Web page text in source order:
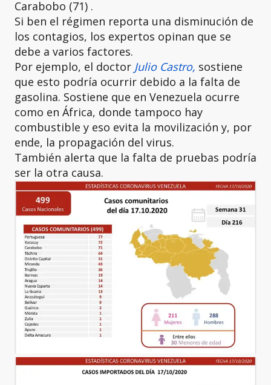
Carabobo (71) .
Si ben el régimen reporta una disminución de
los contagios, los expertos opinan que se
debe a varios factores.
Por ejemplo, el doctor Julio Castro, sostiene
que esto podría ocurrir debido a la falta de
gasolina. Sostiene que en Venezuela ocurre
como en África, donde tampoco hay
combustible y eso evita la movilización y, por
ende, la propagación del virus.
También alerta que la falta de pruebas podría
ser la otra causa.